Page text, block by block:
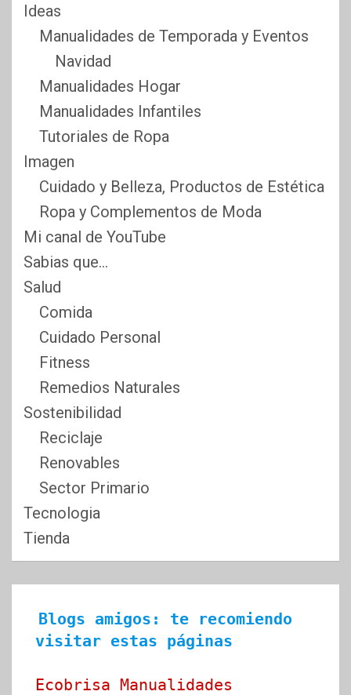
Ideas
Manualidades de Temporada y Eventos
Navidad
Manualidades Hogar
Manualidades Infantiles
Tutoriales de Ropa
Imagen
Cuidado y Belleza, Productos de Estética
Ropa y Complementos de Moda
Mi canal de YouTube
Sabias que…
Salud
Comida
Cuidado Personal
Fitness
Remedios Naturales
Sostenibilidad
Reciclaje
Renovables
Sector Primario
Tecnologia
Tienda
Blogs amigos: te recomiendo
visitar estas páginas
Ecobrisa Manualidades